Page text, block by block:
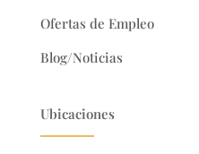
Ofertas de Empleo
Blog/Noticias
Ubicaciones